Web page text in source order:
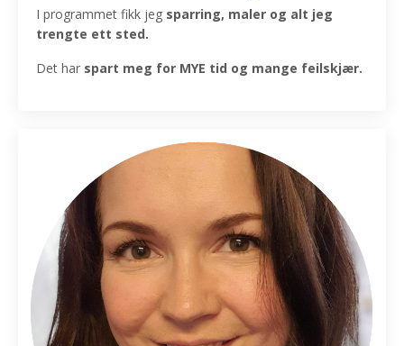
I programmet fikk jeg sparring, maler og alt jeg
trengte ett sted.
Det har spart meg for MYE tid og mange feilskjær.